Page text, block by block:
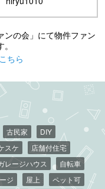
ンの会」にて物件ファン
ちら
古民家
DIY
スケ
店舗付住宅
レージハウス
自転車
ジ 屋上
ペット可